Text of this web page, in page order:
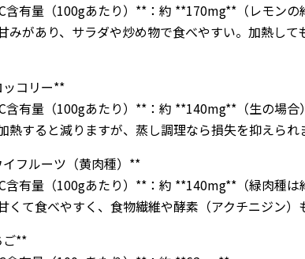
含有量（100gあたり）**：約 **170mg**（レモンの
みがあり、サラダや炒め物で食べやすい。加熱して
コリー**
含有量（100gあたり）**：約 **140mg**（生の場合）
熱すると減りますが、蒸し調理なら損失を抑えられ
フルーツ（黄肉種）**
含有量（100gあたり）**：約 **140mg**（緑肉種は
くて食べやすく、食物繊維や酵素（アクチニジン）
ご**